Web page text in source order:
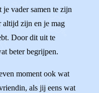
vader samen te zijn
altijd zijn en je mag
Door dit uit te
beter begrijpen.
moment ook wat
als jij eens wat